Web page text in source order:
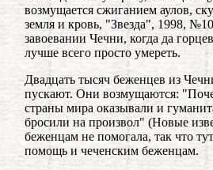
возмущается сжиганием аулов,
земля и кровь, "Звезда", 1998,
завоевании Чечни, когда да
лучше всего просто умереть.
Двадцать тысяч беженцев из
пускают. Они возмущаются:
страны мира оказывали и
бросили на произвол" (Новые
беженцам не помогала, так что
помощь и чеченским беженцам.